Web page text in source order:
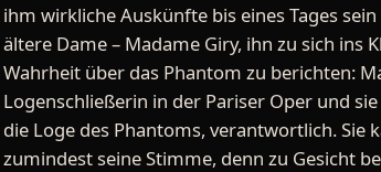
ihm wirkliche Auskünfte bis eines Tages
ältere Dame – Madame Giry, ihn zu sich ins
Wahrheit über das Phantom zu berichten:
Logenschließerin in der Pariser Oper und
die Loge des Phantoms, verantwortlich. Sie
zumindest seine Stimme, denn zu Gesicht